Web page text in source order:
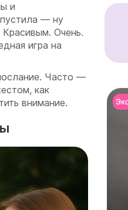
и
— ну
Очень.
игра на
Часто —
как
внимание.